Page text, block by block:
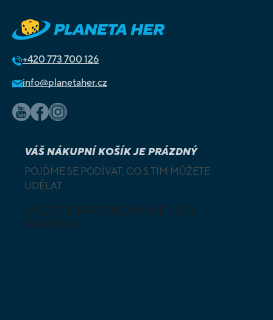
+420 773 700 126
info@planetaher.cz
VÁŠ NÁKUPNÍ KOŠÍK JE PRÁZDNÝ
POJĎME SE PODÍVAT, CO S TÍM MŮŽETE
UDĚLAT
MŮŽETE PROZKOUMAT NAŠI
NABÍDKU